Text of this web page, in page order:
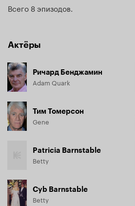
Всего 8 эпизодов
Актёры
Ричард Бенджамин
Adam Quark
Тим Томерсон
Gene
Patricia Barnstable
Betty
Cyb Barnstable
Betty